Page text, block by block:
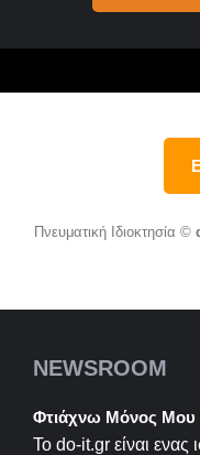
Πνευματική Ιδιοκτησία ©
NEWSROOM
Φτιάχνω Μόνος Μου
Το do-it.gr είναι